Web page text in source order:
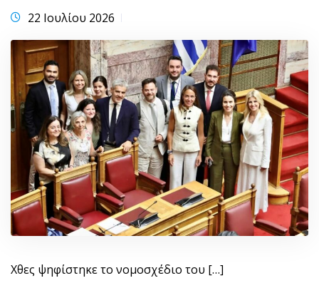
22 Ιουλίου 2026
Χθες ψηφίστηκε το νομοσχέδιο του […]